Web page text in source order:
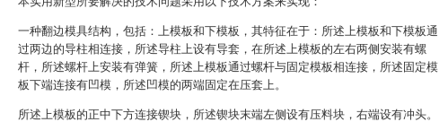
一种翻边模具结构，包括：上模板和下模板，其特征在于：所述上模板和下模板通
过两边的导柱相连接，所述导柱上设有导套，在所述上模板的左右两侧安装有螺
杆，所述螺杆上安装有弹簧，所述上模板通过螺杆与固定模板相连接，所述固定模
板下端连接有凹模，所述凹模的两端固定在压套上。
所述上模板的正中下方连接锲块，所述锲块末端左侧设有压料块，右端设有冲头。